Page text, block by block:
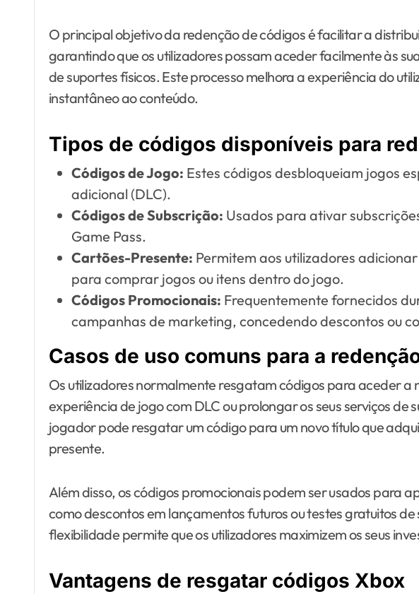
O principal objetivo da redenção de códigos é facilitar a
garantindo que os utilizadores possam aceder facilmente às
de suportes físicos. Este processo melhora a experiência do
instantâneo ao conteúdo.
Tipos de códigos disponíveis para
Códigos de Jogo: Estes códigos desbloqueiam jogos
adicional (DLC).
Códigos de Subscrição: Usados para ativar
Game Pass.
Cartões-Presente: Permitem aos utilizadores
para comprar jogos ou itens dentro do jogo.
Códigos Promocionais: Frequentemente fornecidos
campanhas de marketing, concedendo descontos ou
Casos de uso comuns para a
Os utilizadores normalmente resgatam códigos para aceder a
experiência de jogo com DLC ou prolongar os seus serviços de
jogador pode resgatar um código para um novo título que
presente.
Além disso, os códigos promocionais podem ser usados para
como descontos em lançamentos futuros ou testes gratuitos de
flexibilidade permite que os utilizadores maximizem os seus
Vantagens de resgatar códigos Xbox